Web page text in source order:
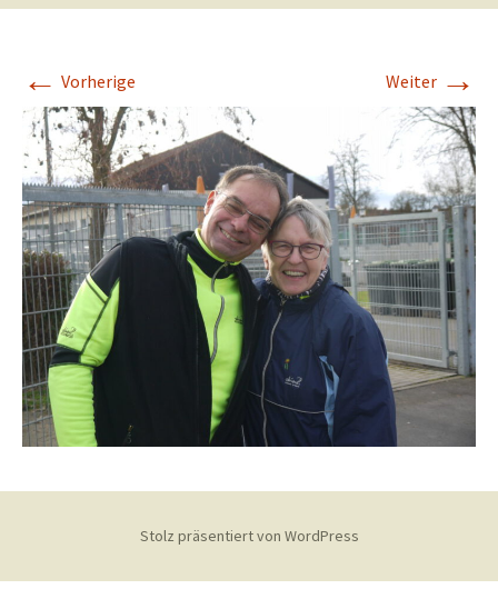
← Vorherige Weiter →
Stolz präsentiert von WordPress